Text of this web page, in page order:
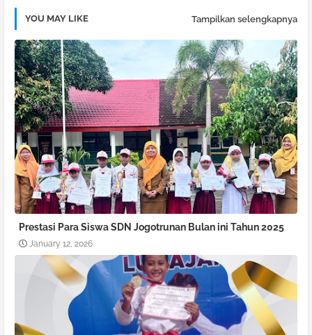
YOU MAY LIKE Tampilkan selengkapnya
Prestasi Para Siswa SDN Jogotrunan Bulan ini Tahun 2025
January 12, 2026